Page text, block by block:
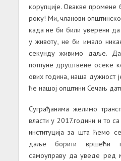
корупције. Овакве промене
року! Ми, чланови
када не би били уверени
у животу, не би имало
секунду живимо даље.
потпуне друштвене осеке
ових година, наша дужност
ће нашој општини Сечањ
Суграђанима желимо
власти у 2017.години и то
институција за шта ћемо
даље борити вршећи
самоуправу да уведе ред